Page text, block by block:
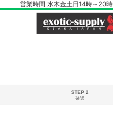
業時間 水木金土日14時～20時
STEP 2
確認